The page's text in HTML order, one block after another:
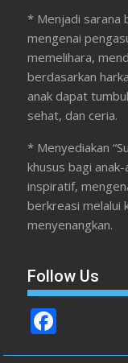
* Menjadi sarana
mengenai
memelihara,
berdasarkan
anak dapat
sehat, dan ceria.
* Menyediakan
khusus bagi
inspiratif,
berkreasi melalui
menyenangkan.
Follow Us
ac